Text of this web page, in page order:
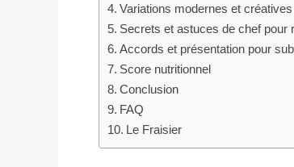
Variations modernes et
Secrets et astuces de chef pour
Accords et présentation pour
Score nutritionnel
Conclusion
FAQ
Le Fraisier